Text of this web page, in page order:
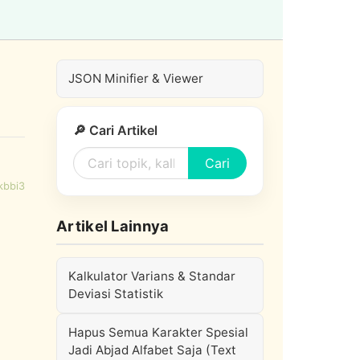
JSON Minifier & Viewer
🔎 Cari Artikel
Cari
Artikel Lainnya
Kalkulator Varians & Standar
Deviasi Statistik
Hapus Semua Karakter Spesial
Jadi Abjad Alfabet Saja (Text